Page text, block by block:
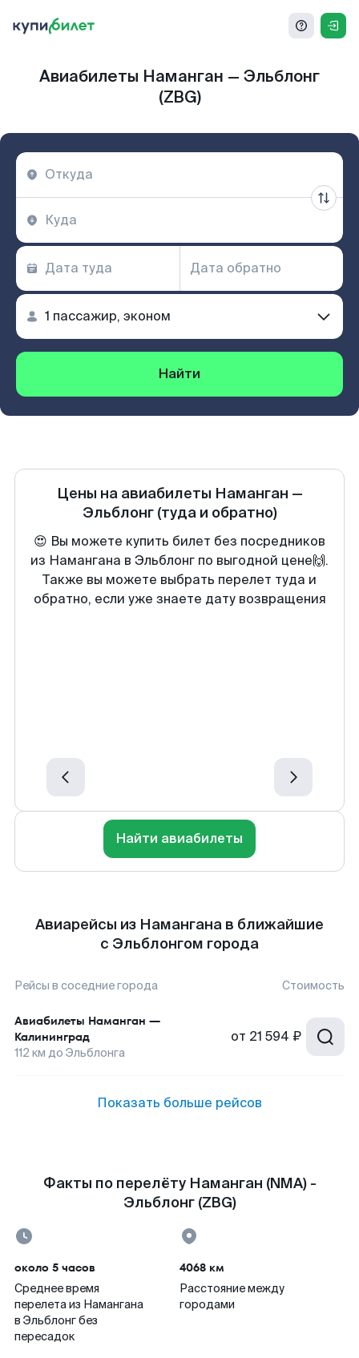
Авиабилеты Наманган — Эльблонг
(ZBG)
Найти
Цены на авиабилеты Наманган —
Эльблонг (туда и обратно)
😍 Вы можете купить билет без посредников
из Намангана в Эльблонг по выгодной цене🙌.
Также вы можете выбрать перелет туда и
обратно, если уже знаете дату возвращения
Найти авиабилеты
Авиарейсы из Намангана в ближайшие
с Эльблонгом города
Рейсы в соседние города Стоимость
Авиабилеты Наманган —
Калининград
112 км до Эльблонга
от 21 594 ₽
Показать больше рейсов
Факты по перелёту Наманган (NMA) -
Эльблонг (ZBG)
около 5 часов
Среднее время
перелета из Намангана
в Эльблонг без
пересадок
4068 км
Расстояние между
городами